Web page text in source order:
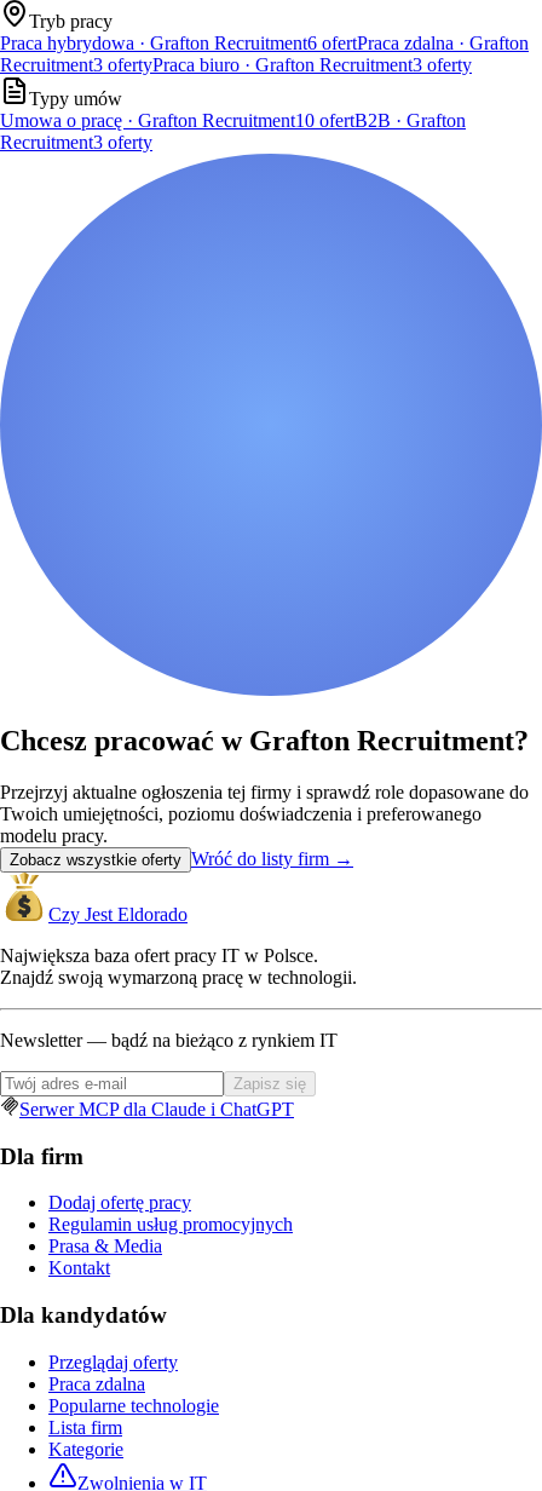
Tryb pracy
Praca hybrydowa · Grafton Recruitment6 ofertPraca zdalna · Grafton
Recruitment3 ofertyPraca biuro · Grafton Recruitment3 oferty
Typy umów
Umowa o pracę · Grafton Recruitment10 ofertB2B · Grafton
Recruitment3 oferty
Chcesz pracować w Grafton Recruitment?
Przejrzyj aktualne ogłoszenia tej firmy i sprawdź role dopasowane do
Twoich umiejętności, poziomu doświadczenia i preferowanego
modelu pracy.
Zobacz wszystkie oferty Wróć do listy firm →
Czy Jest Eldorado
Największa baza ofert pracy IT w Polsce.
Znajdź swoją wymarzoną pracę w technologii.
Newsletter — bądź na bieżąco z rynkiem IT
Zapisz się
Serwer MCP dla Claude i ChatGPT
Dla firm
Dodaj ofertę pracy
Regulamin usług promocyjnych
Prasa & Media
Kontakt
Dla kandydatów
Przeglądaj oferty
Praca zdalna
Popularne technologie
Lista firm
Kategorie
Zwolnienia w IT